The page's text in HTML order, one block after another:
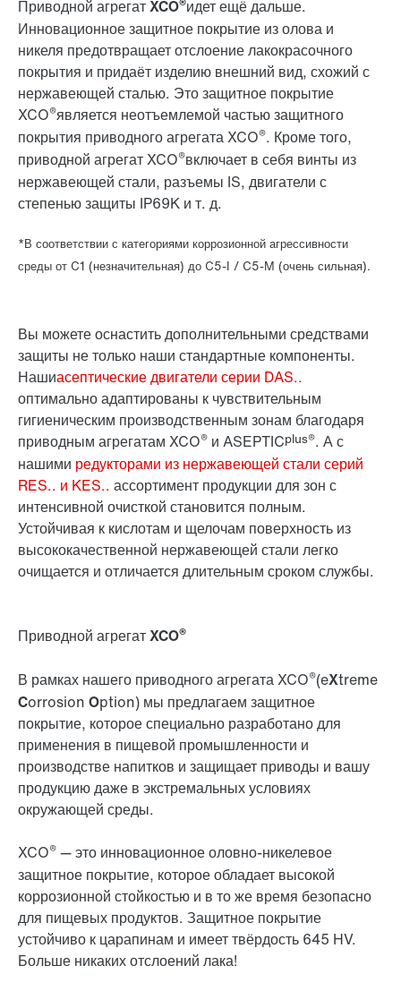
Приводной агрегат XCO®идет ещё дальше.
Инновационноезащитное покрытие из олова и
никеля предотвращает отслоение лакокрасочного
покрытия и придаёт изделию внешний вид, схожий с
нержавеющей сталью. Это защитное покрытие
XCO®является неотъемлемой частью защитного
покрытия приводного агрегата XCO®. Кроме того,
приводной агрегат XCO®включает в себя винты из
нержавеющей стали, разъемы IS, двигатели с
степенью защиты IP69K и т. д.
*В соответствии с категориями коррозионной агрессивности
среды от C1 (незначительная) до C5-I / C5-M (очень сильная).
Вы можете оснастить дополнительными средствами
защиты не только наши стандартные компоненты.
Нашиасептические двигатели серии DAS..
оптимально адаптированы к чувствительным
гигиеническим производственным зонам благодаря
приводным агрегатам XCO® и ASEPTICplus®. А с
нашими редукторами из нержавеющей стали серий
RES.. и KES.. ассортимент продукции для зон с
интенсивной очисткой становится полным.
Устойчивая к кислотам и щелочам поверхность из
высококачественной нержавеющей стали легко
очищается и отличается длительным сроком службы.
Приводной агрегат XCO®
В рамках нашего приводного агрегата XCO®(eXtreme
Corrosion Option) мы предлагаем защитное
покрытие, которое специально разработано для
применения в пищевой промышленности и
производстве напитков и защищает приводы и вашу
продукцию даже в экстремальных условиях
окружающей среды.
XCO® — это инновационное оловно-никелевое
защитное покрытие, которое обладает высокой
коррозионной стойкостью и в то же время безопасно
для пищевых продуктов. Защитное покрытие
устойчиво к царапинам и имеет твёрдость 645 HV.
Больше никаких отслоений лака!